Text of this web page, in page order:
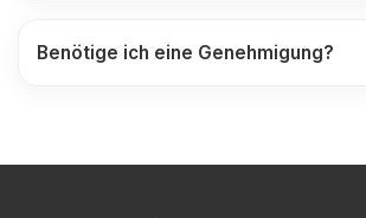
Benötige ich eine Genehmigung?